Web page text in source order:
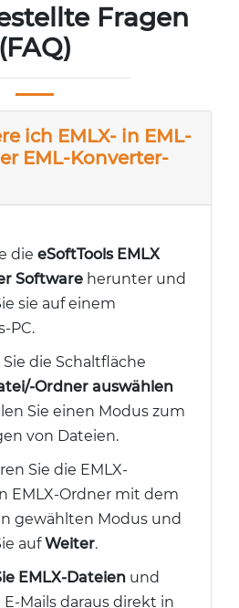
Fragen
(FAQ)
ich EMLX- in EML-
EML-Konverter-
die eSoftTools EMLX
Software herunter und
sie auf einem
PC.
die Schaltfläche
Ordner auswählen
Sie einen Modus zum
von Dateien.
Sie die EMLX-
EMLX-Ordner mit dem
gewählten Modus und
aufWeiter.
EMLX-Dateien und
E-Mails daraus direkt in